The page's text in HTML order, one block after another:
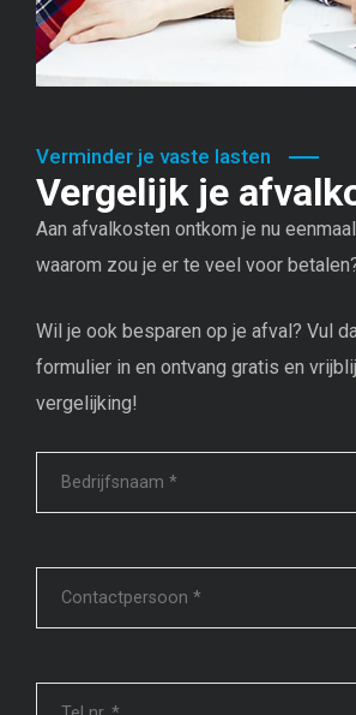
Verminder je vaste lasten
Vergelijk je
Aan afvalkosten ontkom je nu
waarom zou je er te veel voor
Wil je ook besparen op je afval? Vul
formulier in en ontvang gratis en
vergelijking!